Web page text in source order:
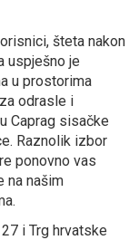
šteta nakon
uspješno je
u prostorima
odrasle i
Caprag sisačke
Raznolik izbor
ponovno vas
na našim
i Trg hrvatske